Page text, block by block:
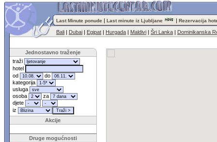
Last Minute ponude | Last minute iz Ljubljane | Rezervacija
Bali | Dubai | Egipat | Hurgada | Maldivi | Šri Lanka | Dominikanska
Jednostavno traženje
traži
hotel
od
do
kategorija
usluga
osoba
za
djete
iz
Akcije
Druge mogućnosti